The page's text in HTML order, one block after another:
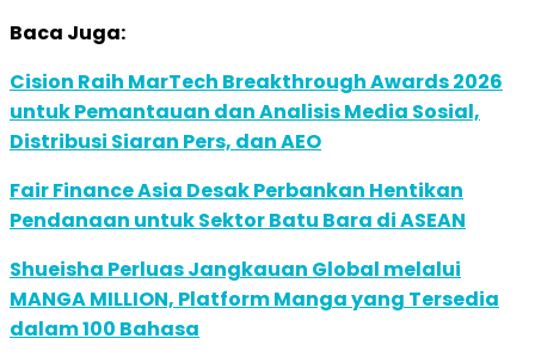
Baca Juga:
Cision Raih MarTech Breakthrough Awards 2026
untuk Pemantauan dan Analisis Media Sosial,
Distribusi Siaran Pers, dan AEO
Fair Finance Asia Desak Perbankan Hentikan
Pendanaan untuk Sektor Batu Bara di ASEAN
Shueisha Perluas Jangkauan Global melalui
MANGA MILLION, Platform Manga yang Tersedia
dalam 100 Bahasa